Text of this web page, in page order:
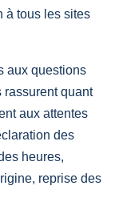
à tous les sites
aux questions
rassurent quant
aux attentes
des
heures,
reprise des